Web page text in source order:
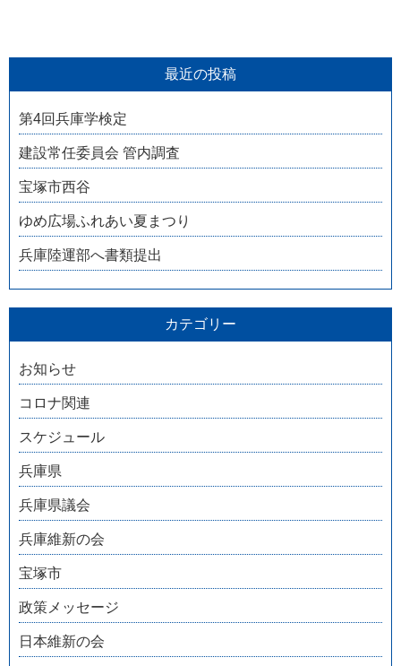
最近の投稿
第4回兵庫学検定
建設常任委員会 管内調査
宝塚市西谷
ゆめ広場ふれあい夏まつり
兵庫陸運部へ書類提出
カテゴリー
お知らせ
コロナ関連
スケジュール
兵庫県
兵庫県議会
兵庫維新の会
宝塚市
政策メッセージ
日本維新の会